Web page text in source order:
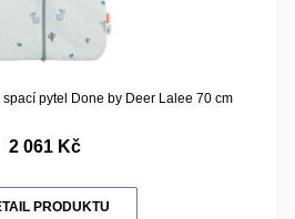
pytel Done by Deer Lalee 70 cm
2 061 Kč
PRODUKTU